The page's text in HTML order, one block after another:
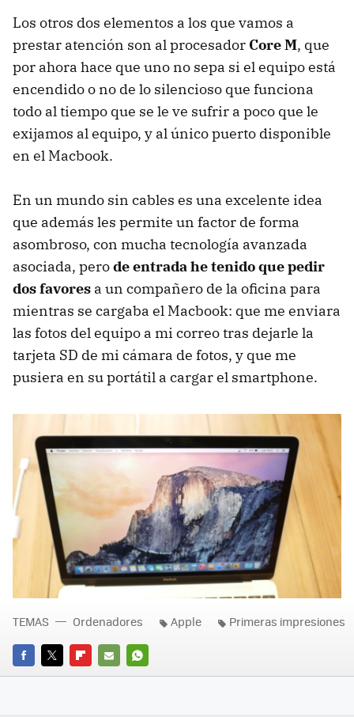
Los otros dos elementos a los que vamos a
prestar atención son al procesador Core M, que
por ahora hace que uno no sepa si el equipo está
encendido o no de lo silencioso que funciona
todo al tiempo que se le ve sufrir a poco que le
exijamos al equipo, y al único puerto disponible
en el Macbook.
En un mundo sin cables es una excelente idea
que además les permite un factor de forma
asombroso, con mucha tecnología avanzada
asociada, perode entrada he tenido que pedir
dos favores a un compañero de la oficina para
mientras se cargaba el Macbook: que me enviara
las fotos del equipo a mi correo tras dejarle la
tarjeta SD de mi cámara de fotos, y que me
pusiera en su portátil a cargar el smartphone.
FACEBOOK
TWITTERFLIPBOARD
E-
WHATSAPP
TEMAS Ordenadores Apple Primeras impresiones